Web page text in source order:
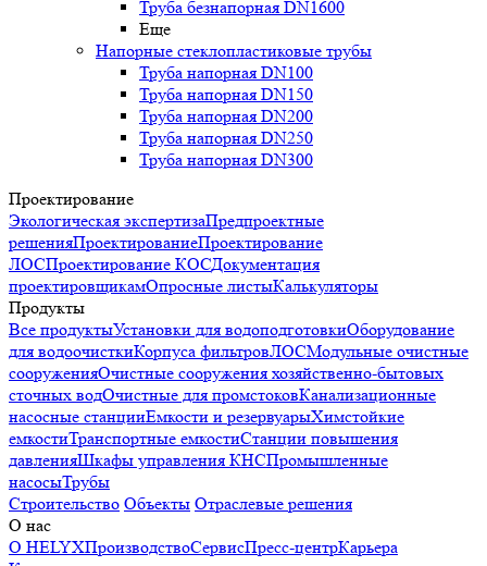
Труба безнапорная DN1600
Еще
Напорные стеклопластиковые трубы
Труба напорная DN100
Труба напорная DN150
Труба напорная DN200
Труба напорная DN250
Труба напорная DN300
Проектирование
Экологическая экспертизаПредпроектные
решенияПроектированиеПроектирование
ЛОСПроектирование КОСДокументация
проектировщикамОпросные листыКалькуляторы
Продукты
Все продуктыУстановки для водоподготовкиОборудование
для водоочисткиКорпуса фильтровЛОСМодульные очистные
сооруженияОчистные сооружения хозяйственно-бытовых
сточных водОчистные для промстоковКанализационные
насосные станцииЕмкости и резервуарыХимстойкие
емкостиТранспортные емкостиСтанции повышения
давленияШкафы управления КНСПромышленные
насосыТрубы
Строительство Объекты Отраслевые решения
О нас
О HELYXПроизводствоСервисПресс-центрКарьера